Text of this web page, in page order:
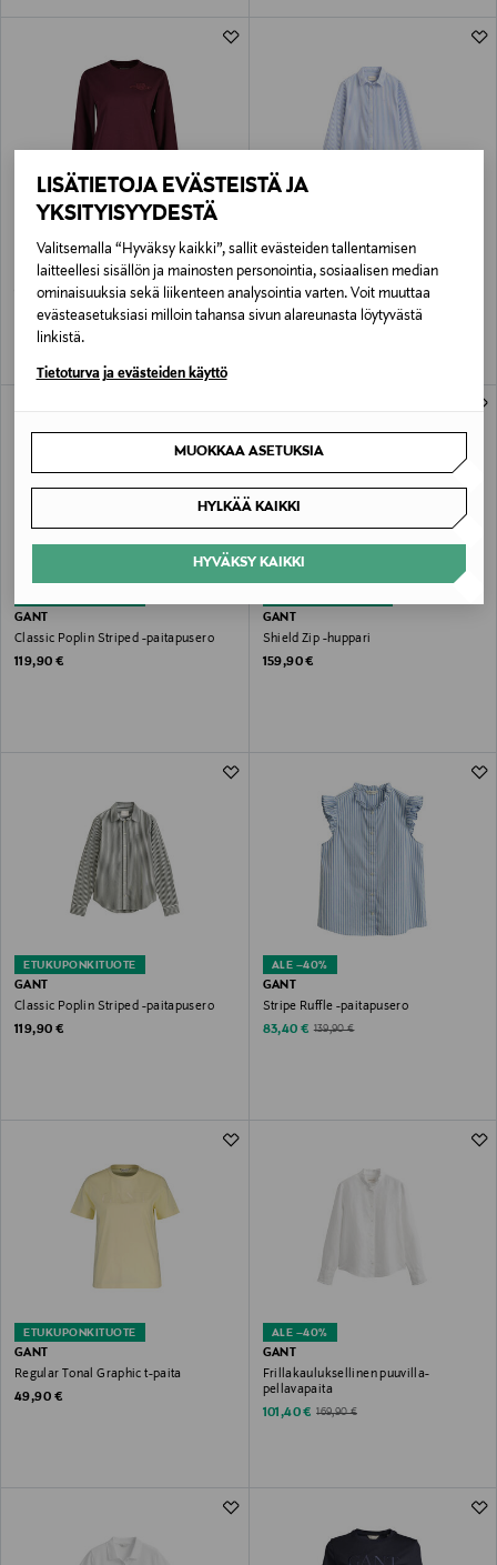
LISÄTIETOJA EVÄSTEISTÄ JA
YKSITYISYYDESTÄ
Valitsemalla “Hyväksy kaikki”, sallit evästeiden tallentamisen
laitteellesi sisällön ja mainosten personointia, sosiaalisen median
ominaisuuksia sekä liikenteen analysointia varten. Voit muuttaa
evästeasetuksiasi milloin tahansa sivun alareunasta löytyvästä
linkistä.
Tietoturva ja evästeiden käyttö
MUOKKAA ASETUKSIA
HYLKÄÄ KAIKKI
HYVÄKSY KAIKKI
GANT
Tonal Shield -collegepaita
Original Price
109,90 €
GANT
Classic Poplin Striped -paitapusero
Original Price
119,90 €
GANT
Classic Poplin Striped -paitapusero
Original Price
119,90 €
GANT
Shield Zip -huppari
Original Price
159,90 €
ETUKUPONKITUOTE
GANT
Classic Poplin Striped -paitapusero
Original Price
119,90 €
ALE –40%
GANT
Stripe Ruffle -paitapusero
Discounted Price
83,40 € Original Price
139,90 €
ETUKUPONKITUOTE
GANT
Regular Tonal Graphic t-paita
Original Price
49,90 €
ALE –40%
GANT
Frillakauluksellinen puuvilla-
pellavapaita
Discounted Price
101,40 € Original Price
169,90 €